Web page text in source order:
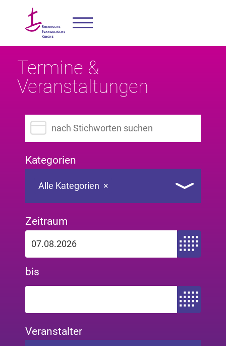
Termine &
Veranstaltungen
Suchbegriff eingeben
Kategorien
×
Alle Kategorien
Zeitraum
Zeitraum von
bis
Zeitraum bis
Veranstalter